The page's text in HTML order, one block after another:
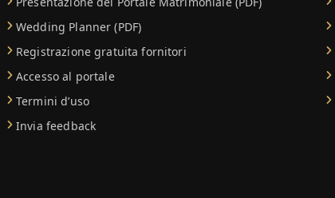
Wedding Planner (PDF)
Registrazione gratuita fornitori
Accesso al portale
Termini d’uso
Invia feedback